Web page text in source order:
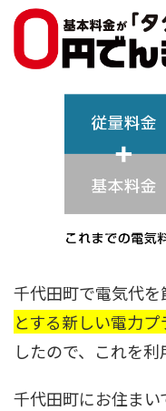
千代田町で電気代を
とする新しい電力プ
したので、これを利
千代田町にお住ま